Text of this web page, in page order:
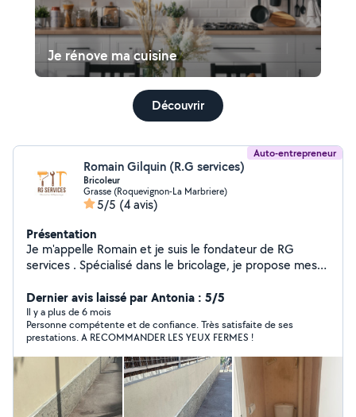
Je rénove ma cuisine
Découvrir
Auto-entrepreneur
Romain Gilquin (R.G services)
Bricoleur
Grasse (Roquevignon-La Marbriere)
5/5 (4 avis)
Présentation
Je m'appelle Romain et je suis le fondateur de RG
services . Spécialisé dans le bricolage, je propose mes
de meubles, réparations, installations, petits travaux de
rénovation et bien plus encore. Avec mon expertise et
mon savoir-faire, je vous garantis un travail soigné,
rapide et efficace. Que vous soyez un particulier ou un
professionnel, je suis à votre disposition pour vous
apporter des solutions adaptées à vos besoins.
N'hésitez pas à me contacter pour un devis ou pour
discuter de votre
Dernier avis laissé par Antonia : 5/5
Il y a plus de 6 mois
Personne compétente et de confiance. Très satisfaite de ses
prestations. A RECOMMANDER LES YEUX FERMES !